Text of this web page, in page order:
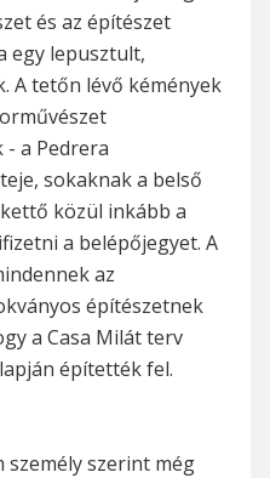
és az építészet
egy lepusztult,
A tetőn lévő kémények
a Pedrera
sokaknak a belső
közül inkább a
a belépőjegyet. A
az
építészetnek
a Casa Milát terv
építették fel.
személy szerint még